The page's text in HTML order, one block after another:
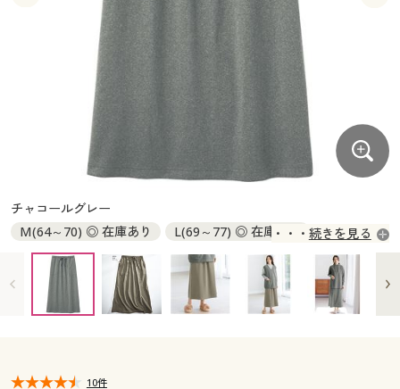
カーテン・ラグ・ファブリック
ジュニア・ティーンズ下着
大きいサイズ通販すべて
大きいサイズ レディース服
大きいサイズ レディース下着
大きいサイズ メンズ
大きいサイズ 事務・制服
バーゲンセール
シークレットセール
商品カテゴリ一覧
カタログ・チラシからのご注文
デジタルカタログ
カタログ無料プレゼント
ジュニア・ティーンズ下着
大きいサイズ レディース服
大きいサイズ レディース下着
大きいサイズ メンズ
大きいサイズ 事務・制服
バーゲンセール
シークレットセール
商品カテゴリ一覧
カタログ・チラシからのご注文
カタログ無料プレゼント
会員メニュー
閲覧履歴
チャコールグレー
M(64～70) ◎ 在庫あり
L(69～77) ◎ 在庫あり
LL(77～85) ◎ 在庫あり
3L(85～93) ◎ 在庫あり
続きを見る
10件